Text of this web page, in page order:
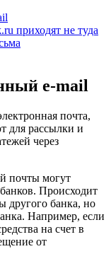
приходят не туда
e-mail
почта,
для рассылки и
через
почты могут
Происходит
другого банка, но
Например, если
на счет в
от